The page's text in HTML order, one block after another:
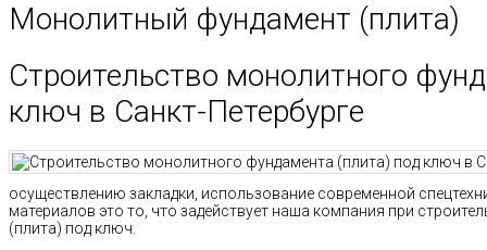
Монолитный фундамент (плита)
Строительство монолитного
ключ в Санкт-Петербурге
осуществлению закладки, использование современной
материалов это то, что задействует наша компания при
(плита) под ключ.